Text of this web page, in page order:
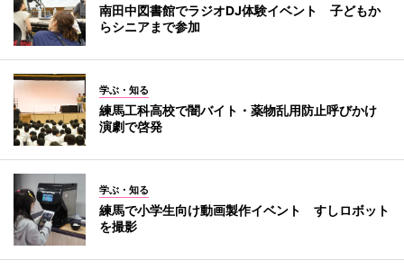
南田中図書館でラジオDJ体験イベント 子どもか
らシニアまで参加
学ぶ・知る
練馬工科高校で闇バイト・薬物乱用防止呼びかけ
演劇で啓発
学ぶ・知る
練馬で小学生向け動画製作イベント すしロボット
を撮影